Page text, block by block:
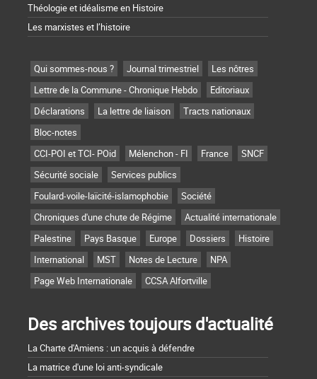
Théologie et idéalisme en Histoire
Les marxistes et l’histoire
Qui sommes-nous ? Journal trimestriel
Les nôtres
Lettre de la Commune - Chronique Hebdo
Editoriaux
Déclarations
La lettre de liaison
Tracts nationaux
Bloc-notes
CCI-POI et TCI- POid
Mélenchon - FI France
SNCF
Sécurité sociale
Services publics
Foulard-voile-laïcité-islamophobie
Société
Chroniques d'une chute de Régime
Actualité internationale
Palestine
Pays Basque Europe Dossiers
Histoire
International
MST Notes de Lecture
NPA
Page Web Internationale
CCSA Alfortville
Des archives toujours d'actualité
La Charte d'Amiens : un acquis à défendre
La matrice d'une loi anti-syndicale